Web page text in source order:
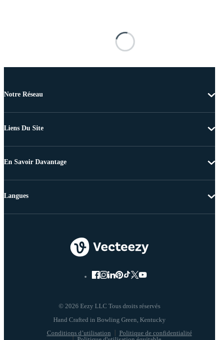
Notre Réseau
Liens Du Site
En Savoir Davantage
© 2026 Eezy LLC Tous droits réservés
Conditions d’utilisation
Politique de confidentialité
Langues